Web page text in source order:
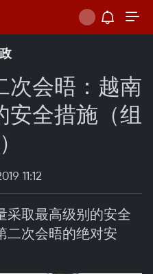
次会晤：越南
安全措施（组
11:12
采取最高级别的安全
二次会晤的绝对安